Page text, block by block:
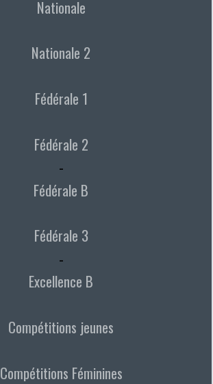
Nationale
Nationale 2
Fédérale 1
Fédérale 2
-
Fédérale B
Fédérale 3
-
Excellence B
Compétitions jeunes
Compétitions Féminines